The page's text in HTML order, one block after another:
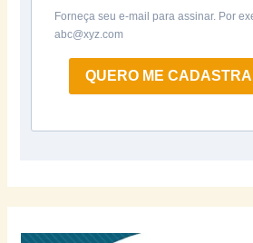
Forneça seu e-mail para assinar. Por
abc@xyz.com
QUERO ME